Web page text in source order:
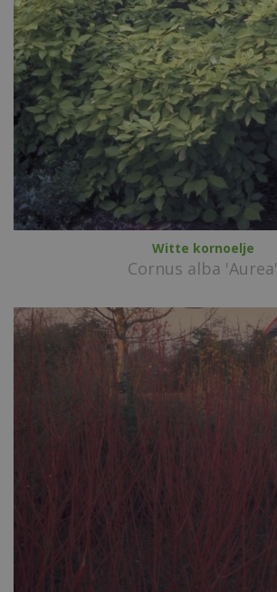
Witte kornoelje
Cornus alba 'Aurea'